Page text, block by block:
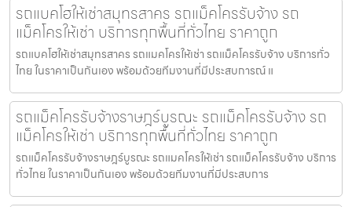
รถแบคโฮให้เช่าสมุทรสาคร รถแม็คโครรับจ้าง รถ
แม็คโครให้เช่า บริการทุกพื้นที่ทั่วไทย ราคาถูก
รถแบคโฮให้เช่าสมุทรสาคร รถแมคโครให้เช่า รถแม็คโครรับจ้าง บริการทั่ว
ไทย ในราคาเป็นกันเอง พร้อมด้วยทีมงานที่มีประสบการณ์ แ
รถแม็คโครรับจ้างราษฎร์บูรณะ รถแม็คโครรับจ้าง รถ
แม็คโครให้เช่า บริการทุกพื้นที่ทั่วไทย ราคาถูก
รถแม็คโครรับจ้างราษฎร์บูรณะ รถแมคโครให้เช่า รถแม็คโครรับจ้าง บริการ
ทั่วไทย ในราคาเป็นกันเอง พร้อมด้วยทีมงานที่มีประสบการ